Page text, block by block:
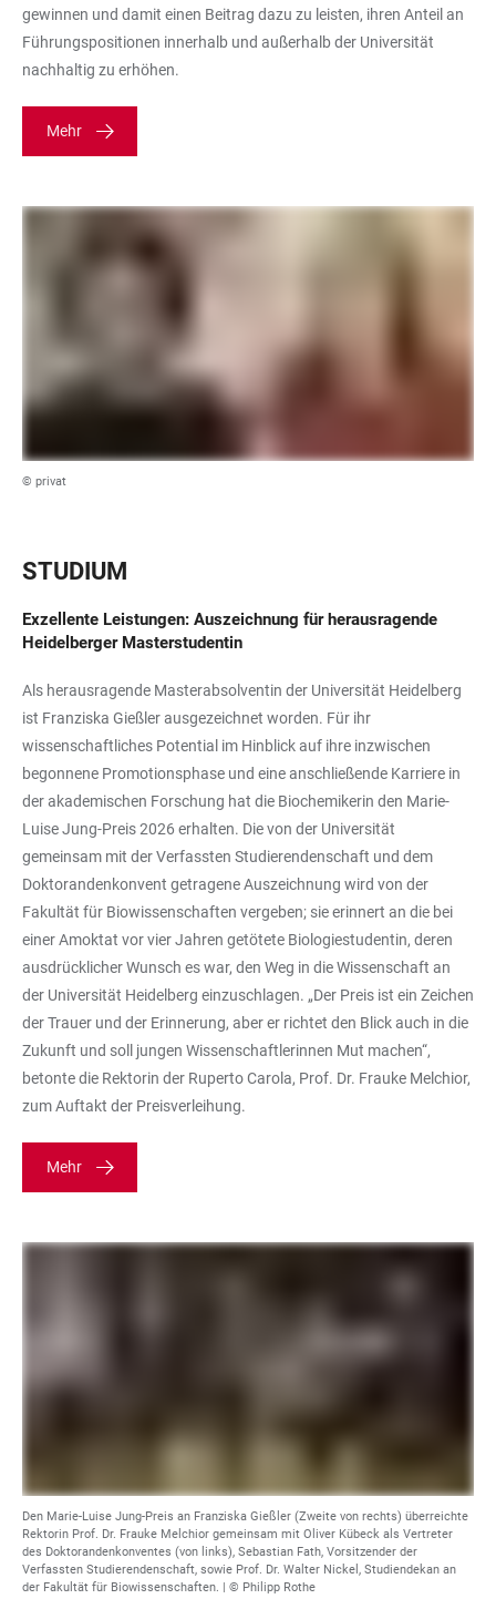
gewinnen und damit einen Beitrag dazu zu leisten, ihren Anteil an
Führungspositionen innerhalb und außerhalb der Universität
nachhaltig zu erhöhen.
Mehr
© privat
STUDIUM
Exzellente Leistungen: Auszeichnung für herausragende
Heidelberger Masterstudentin
Als herausragende Masterabsolventin der Universität Heidelberg
ist Franziska Gießler ausgezeichnet worden. Für ihr
wissenschaftliches Potential im Hinblick auf ihre inzwischen
begonnene Promotionsphase und eine anschließende Karriere in
der akademischen Forschung hat die Biochemikerin den Marie-
Luise Jung-Preis 2026 erhalten. Die von der Universität
gemeinsam mit der Verfassten Studierendenschaft und dem
Doktorandenkonvent getragene Auszeichnung wird von der
Fakultät für Biowissenschaften vergeben; sie erinnert an die bei
einer Amoktat vor vier Jahren getötete Biologiestudentin, deren
ausdrücklicher Wunsch es war, den Weg in die Wissenschaft an
der Universität Heidelberg einzuschlagen. „Der Preis ist ein Zeichen
der Trauer und der Erinnerung, aber er richtet den Blick auch in die
Zukunft und soll jungen Wissenschaftlerinnen Mut machen“,
betonte die Rektorin der Ruperto Carola, Prof. Dr. Frauke Melchior,
zum Auftakt der Preisverleihung.
Mehr
Den Marie-Luise Jung-Preis an Franziska Gießler (Zweite von rechts) überreichte
Rektorin Prof. Dr. Frauke Melchior gemeinsam mit Oliver Kübeck als Vertreter
des Doktorandenkonventes (von links), Sebastian Fath, Vorsitzender der
Verfassten Studierendenschaft, sowie Prof. Dr. Walter Nickel, Studiendekan an
der Fakultät für Biowissenschaften. | © Philipp Rothe